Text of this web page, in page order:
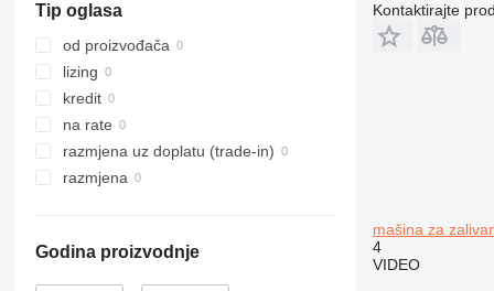
316
317
318
319
320
321
322
325
326
457
8008
8018
8025
8026
8030
8035
JZ
NXT
E-series
Liftlux
Pecolift
R-series
Toucan
Tip oglasa
od proizvođača
lizing
kredit
na rate
razmjena uz doplatu (trade-in)
razmjena
Godina proizvodnje
Kontaktirajte
mašina za
4
VIDEO